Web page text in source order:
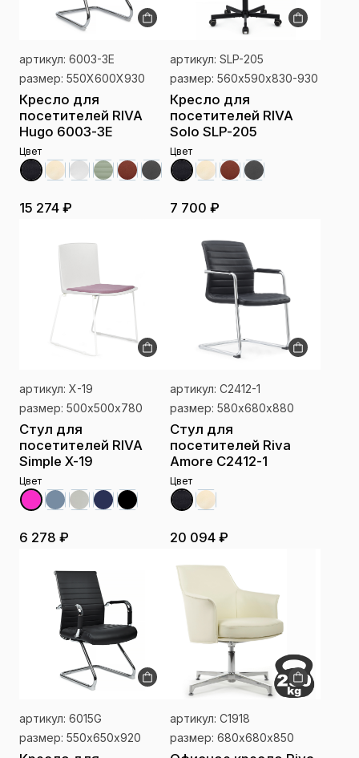
артикул: 6003-3E
размер: 550Х600Х930
Кресло для
посетителей RIVA
Hugo 6003-3E
Цвет
15 274 ₽
артикул: SLP-205
размер: 560х590х830-930
Кресло для
посетителей RIVA
Solo SLP-205
Цвет
7 700 ₽
артикул: X-19
размер: 500х500х780
Стул для
посетителей RIVA
Simple X-19
Цвет
6 278 ₽
артикул: C2412-1
размер: 580х680х880
Стул для
посетителей Riva
Amore C2412-1
Цвет
20 094 ₽
артикул: 6015G
размер: 550х650х920
артикул: C1918
размер: 680х680х850